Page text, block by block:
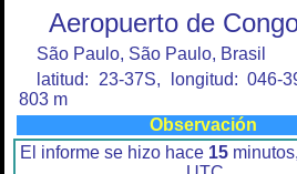
Aeropuerto de
São Paulo, São Paulo, Brasil
latitud: 23-37S, longitud: 046-
803 m
Observación
El informe se hizo hace 15